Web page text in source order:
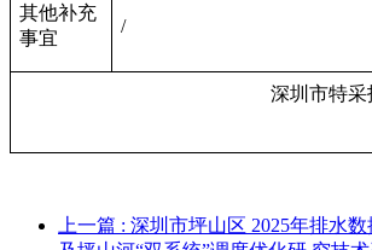
其他补充
事宜
/
深圳市特采
上一篇 : 深圳市坪山区 2025年排水